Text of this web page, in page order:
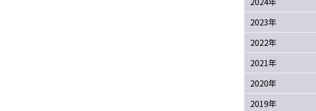
2023年
2022年
2021年
2020年
2019年